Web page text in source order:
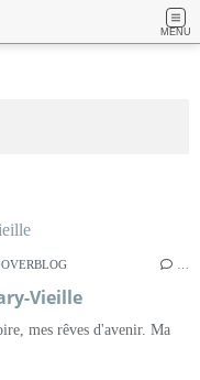
MENU
Vieille
mes rêves d'avenir. Ma